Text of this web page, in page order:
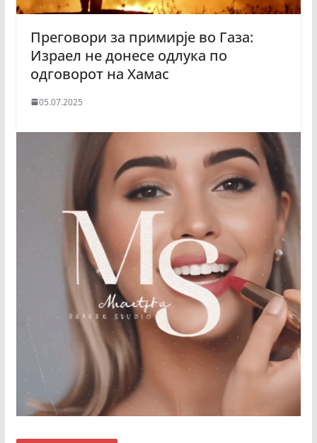
Преговори за примирје во Газа:
Израел не донесе одлука по
одговорот на Хамас
05.07.2025